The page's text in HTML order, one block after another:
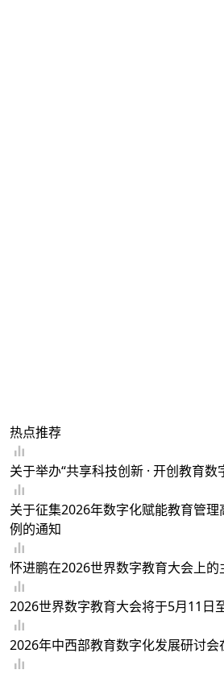
热点推荐
关于举办“共享科技创新 · 开创教育数
关于征集2026年数字化赋能教育管
例的通知
怀进鹏在2026世界数字教育大会上的
2026世界数字教育大会将于5月11日
2026年中西部教育数字化发展研讨会